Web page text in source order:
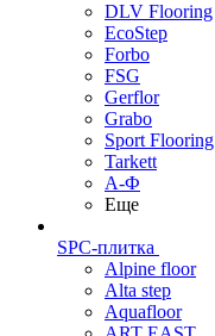
DLV Flooring
EcoStep
Forbo
FSG
Gerflor
Grabo
Sport Flooring
Tarkett
А-Ф
Еще
SPC-плитка
Alpine floor
Alta step
Aquafloor